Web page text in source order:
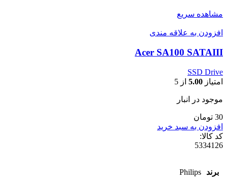
مشاهده سریع
افزودن به علاقه مندی
Acer SA100 SATAIII
SSD Drive
امتیاز 5.00 از 5
موجود در انبار
30 تومان
افزودن به سبد خرید
کد کالا:
5334126
برند Philips